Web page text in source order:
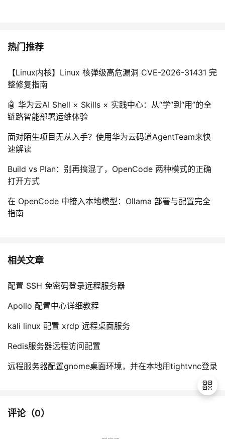
热门推荐
【Linux内核】Linux 核弹级高危漏洞 CVE-2026-31431 完
整修复指南
🤖 华为云AI Shell × Skills × 实践中心：从“学”到“用”的全
链路智能部署运维体验
面对陌生项目无从入手？使用华为云码道AgentTeam来快
速解读
Build vs Plan：别再搞混了，OpenCode 两种模式的正确
打开方式
在 OpenCode 中接入本地模型：Ollama 部署与配置完全
指南
相关文章
配置 SSH 免密码登录远程服务器
Apollo 配置中心详细教程
kali linux 配置 xrdp 远程桌面服务
Redis服务器远程访问配置
远程服务器配置gnome桌面环境，并在本地用tightvnc登录
评论（0）